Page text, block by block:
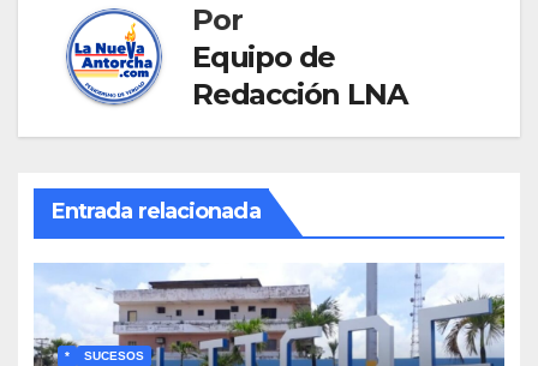
Por
Equipo de
Redacción LNA
Entrada relacionada
* SUCESOS